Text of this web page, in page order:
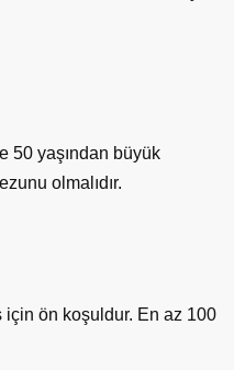
50 yaşından büyük
olmalıdır.
için ön koşuldur. En az 100